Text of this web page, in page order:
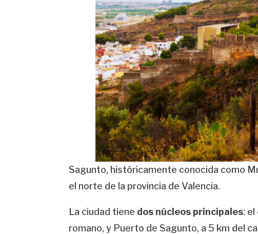
Sagunto, históricamente conocida como
el norte de la provincia de Valencia.
La ciudad tiene dos núcleos principales:
romano, y Puerto de Sagunto, a 5 km del